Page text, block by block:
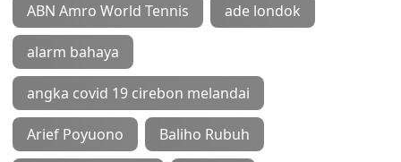
ABN Amro World Tennis ade londok
alarm bahaya
angka covid 19 cirebon melandai
Arief Poyuono Baliho Rubuh